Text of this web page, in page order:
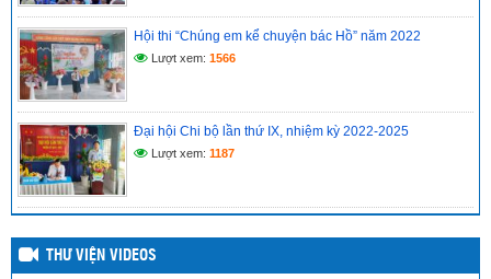
2025–2026
(12/05/2026)
Hội thi “Chúng em kể chuyện bác Hồ” năm 2022
Lượt xem: 1566
Đại hội Chi bộ lần thứ IX, nhiệm kỳ 2022-2025
Lượt xem: 1187
THƯ VIỆN VIDEOS